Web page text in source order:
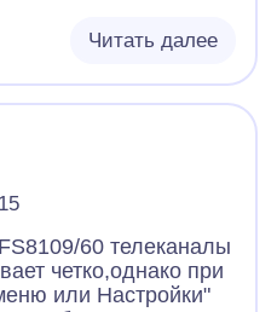
Читать далее
60 телеканалы
четко,однако при
или Настройки"